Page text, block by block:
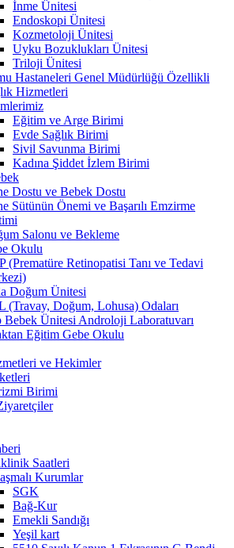
İnme Ünitesi
Endoskopi Ünitesi
Kozmetoloji Ünitesi
Uyku Bozuklukları Ünitesi
Triloji Ünitesi
Hastaneleri Genel Müdürlüğü Özellikli
Hizmetleri
Eğitim ve Arge Birimi
Evde Sağlık Birimi
Sivil Savunma Birimi
Kadına Şiddet İzlem Birimi
Dostu ve Bebek Dostu
Sütünün Önemi ve Başarılı Emzirme
Salonu ve Bekleme
Okulu
(Prematüre Retinopatisi Tanı ve Tedavi
Doğum Ünitesi
(Travay, Doğum, Lohusa) Odaları
Bebek Ünitesi Androloji Laboratuvarı
Eğitim Gebe Okulu
ve Hekimler
Birimi
Saatleri
Kurumlar
SGK
Bağ-Kur
Emekli Sandığı
Yeşil kart